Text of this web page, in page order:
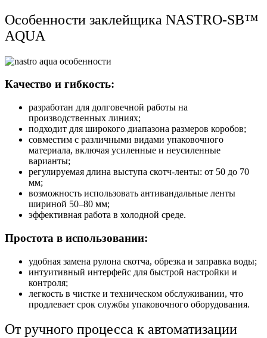
Особенности заклейщика NASTRO-SB™
AQUA
Качество и гибкость:
разработан для долговечной работы на
производственных линиях;
подходит для широкого диапазона размеров коробов;
совместим с различными видами упаковочного
материала, включая усиленные и неусиленные
варианты;
регулируемая длина выступа скотч-ленты: от 50 до 70
мм;
возможность использовать антивандальные ленты
шириной 50–80 мм;
эффективная работа в холодной среде.
Простота в использовании:
удобная замена рулона скотча, обрезка и заправка воды;
интуитивный интерфейс для быстрой настройки и
контроля;
легкость в чистке и техническом обслуживании, что
продлевает срок службы упаковочного оборудования.
От ручного процесса к автоматизации